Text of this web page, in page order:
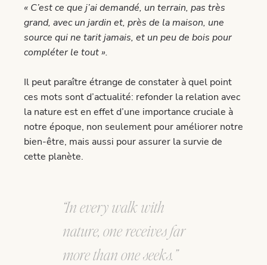
« C’est ce que j’ai demandé, un terrain, pas très
grand, avec un jardin et, près de la maison, une
source qui ne tarit jamais, et un peu de bois pour
compléter le tout ».
Il peut paraître étrange de constater à quel point
ces mots sont d’actualité: refonder la relation avec
la nature est en effet d’une importance cruciale à
notre époque, non seulement pour améliorer notre
bien-être, mais aussi pour assurer la survie de
cette planète.
“In every walk with
nature, one receives far
more than one seeks.”